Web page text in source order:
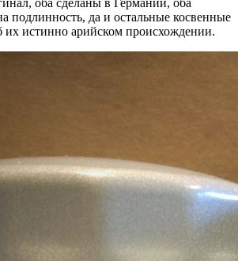
подлинность, да и остальные косвенные
их истинно арийском происхождении.